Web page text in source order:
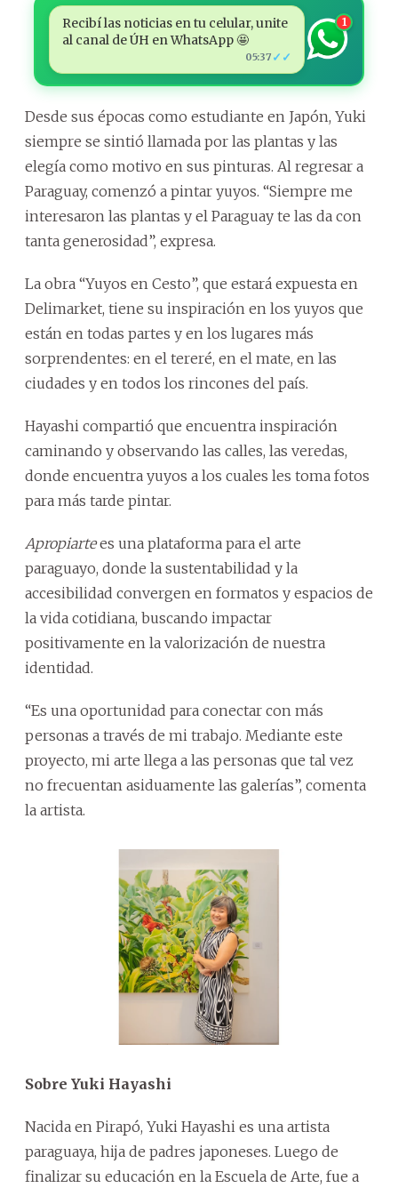
Recibí las noticias en tu celular, unite
al canal de ÚH en WhatsApp 🤩
05:37 ✓✓
1
Desde sus épocas como estudiante en Japón, Yuki
siempre se sintió llamada por las plantas y las
elegía como motivo en sus pinturas. Al regresar a
Paraguay, comenzó a pintar yuyos. “Siempre me
interesaron las plantas y el Paraguay te las da con
tanta generosidad”, expresa.
La obra “Yuyos en Cesto”, que estará expuesta en
Delimarket, tiene su inspiración en los yuyos que
están en todas partes y en los lugares más
sorprendentes: en el tereré, en el mate, en las
ciudades y en todos los rincones del país.
Hayashi compartió que encuentra inspiración
caminando y observando las calles, las veredas,
donde encuentra yuyos a los cuales les toma fotos
para más tarde pintar.
Apropiartees una plataforma para el arte
paraguayo, donde la sustentabilidad y la
accesibilidad convergen en formatos y espacios de
la vida cotidiana, buscando impactar
positivamente en la valorización de nuestra
identidad.
“Es una oportunidad para conectar con más
personas a través de mi trabajo. Mediante este
proyecto, mi arte llega a las personas que tal vez
no frecuentan asiduamente las galerías”, comenta
la artista.
Sobre Yuki Hayashi
Nacida en Pirapó, Yuki Hayashi es una artista
paraguaya, hija de padres japoneses. Luego de
finalizar su educación en la Escuela de Arte, fue a